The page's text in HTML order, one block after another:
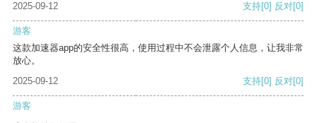
2025-09-12
支持[0] 反对[0]
游客
这款加速器app的安全性很高，使用过程中不会泄露个人信息，让我非常
放心。
2025-09-12
支持[0] 反对[0]
游客